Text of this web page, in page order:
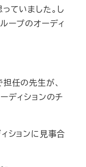
ていました。し
ープのオーディ
任の先生が、
ディションのチ
ションに見事合